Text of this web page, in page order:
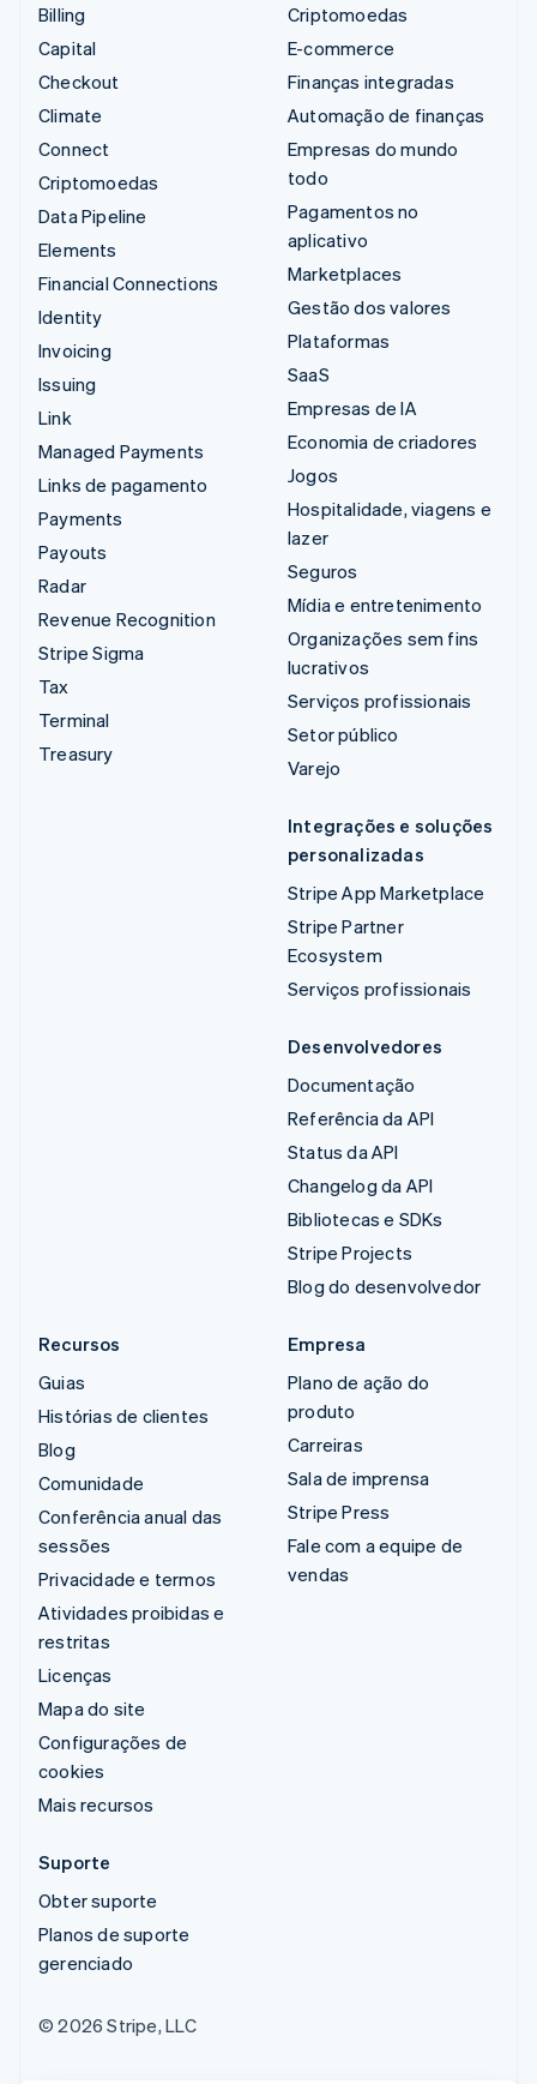
Billing
Capital
Checkout
Climate
Connect
Criptomoedas
Data Pipeline
Elements
Financial Connections
Identity
Invoicing
Issuing
Link
Managed Payments
Links de pagamento
Payments
Payouts
Radar
Revenue Recognition
Stripe Sigma
Tax
Terminal
Treasury
Criptomoedas
E-commerce
Finanças integradas
Automação de finanças
Empresas do mundo
todo
Pagamentos no
aplicativo
Marketplaces
Gestão dos valores
Plataformas
SaaS
Empresas de IA
Economia de criadores
Jogos
Hospitalidade, viagens e
lazer
Seguros
Mídia e entretenimento
Organizações sem fins
lucrativos
Serviços profissionais
Setor público
Varejo
Integrações e soluções
personalizadas
Stripe App Marketplace
Stripe Partner
Ecosystem
Serviços profissionais
Desenvolvedores
Documentação
Referência da API
Status da API
Changelog da API
Bibliotecas e SDKs
Stripe Projects
Blog do desenvolvedor
Recursos
Guias
Histórias de clientes
Blog
Comunidade
Conferência anual das
sessões
Privacidade e termos
Atividades proibidas e
restritas
Licenças
Mapa do site
Configurações de
cookies
Mais recursos
Empresa
Plano de ação do
produto
Carreiras
Sala de imprensa
Stripe Press
Fale com a equipe de
vendas
Suporte
Obter suporte
Planos de suporte
gerenciado
© 2026 Stripe, LLC